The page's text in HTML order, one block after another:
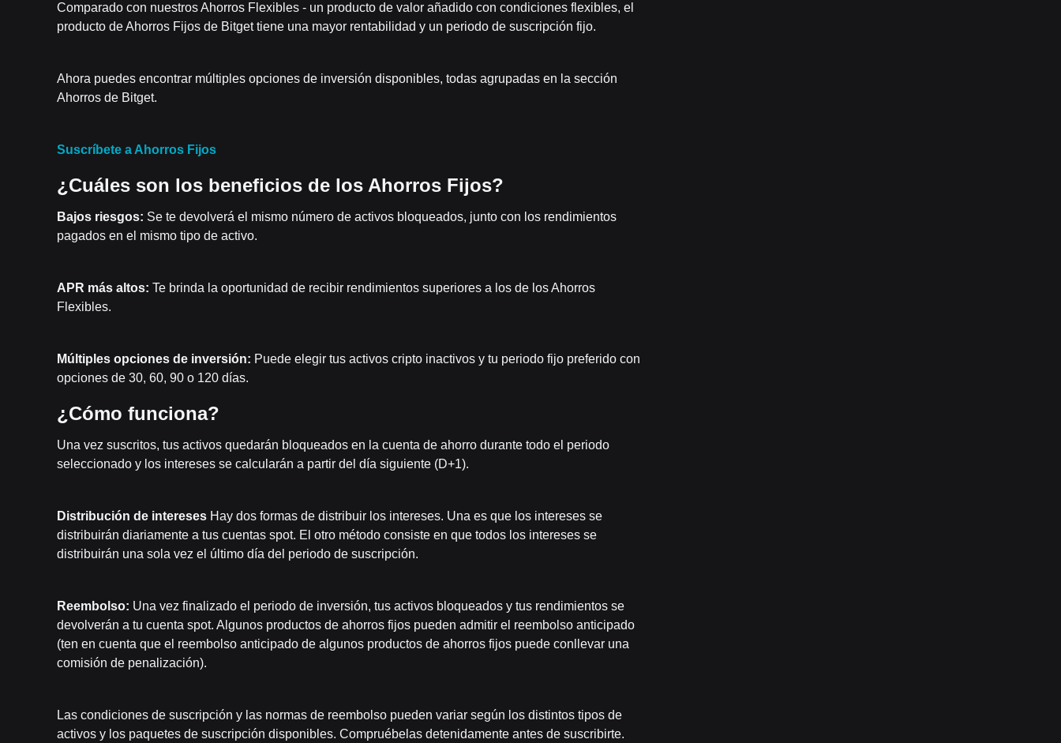
Comparado con nuestros Ahorros Flexibles - un producto de valor añadido con condiciones flexibles, el
producto de Ahorros Fijos de Bitget tiene una mayor rentabilidad y un periodo de suscripción fijo.
Ahora puedes encontrar múltiples opciones de inversión disponibles, todas agrupadas en la sección
Ahorros de Bitget.
Suscríbete a Ahorros Fijos
¿Cuáles son los beneficios de los Ahorros Fijos?
Bajos riesgos: Se te devolverá el mismo número de activos bloqueados, junto con los rendimientos
pagados en el mismo tipo de activo.
APR más altos: Te brinda la oportunidad de recibir rendimientos superiores a los de los Ahorros
Flexibles.
Múltiples opciones de inversión: Puede elegir tus activos cripto inactivos y tu periodo fijo preferido con
opciones de 30, 60, 90 o 120 días.
¿Cómo funciona?
Una vez suscritos, tus activos quedarán bloqueados en la cuenta de ahorro durante todo el periodo
seleccionado y los intereses se calcularán a partir del día siguiente (D+1).
Distribución de intereses Hay dos formas de distribuir los intereses. Una es que los intereses se
distribuirán diariamente a tus cuentas spot. El otro método consiste en que todos los intereses se
distribuirán una sola vez el último día del periodo de suscripción.
Reembolso: Una vez finalizado el periodo de inversión, tus activos bloqueados y tus rendimientos se
devolverán a tu cuenta spot. Algunos productos de ahorros fijos pueden admitir el reembolso anticipado
(ten en cuenta que el reembolso anticipado de algunos productos de ahorros fijos puede conllevar una
comisión de penalización).
Las condiciones de suscripción y las normas de reembolso pueden variar según los distintos tipos de
activos y los paquetes de suscripción disponibles. Compruébelas detenidamente antes de suscribirte.